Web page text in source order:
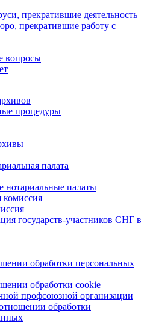
прекратившие деятельность
прекратившие работу с
вопросы
процедуры
палата
нотариальные палаты
комиссия
государств-участников СНГ в
обработки персональных
обработки cookie
профсоюзной организации
обработки